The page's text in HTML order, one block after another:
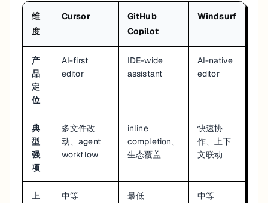
维
度
Cursor
GitHub
Copilot
Windsurf
产
品
定
位
AI-first
editor
IDE-wide
assistant
AI-native
editor
典
型
强
项
多文件改
动、agent
workflow
inline
completion、
生态覆盖
快速协
作、上下
文联动
上
中等 最低 中等